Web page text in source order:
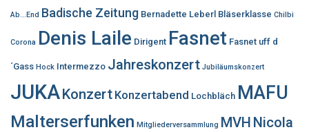
Ab...End Badische Zeitung Bernadette Leberl Bläserklasse Chilbi
Corona Denis Laile Dirigent Fasnet Fasnet uff d
´Gass Hock Intermezzo Jahreskonzert Jubiläumskonzert
JUKA Konzert Konzertabend Lochbläch MAFU
Malterserfunken Mitgliederversammlung MVH Nicola